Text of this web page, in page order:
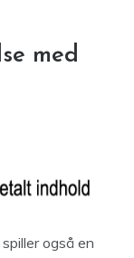
med
også en